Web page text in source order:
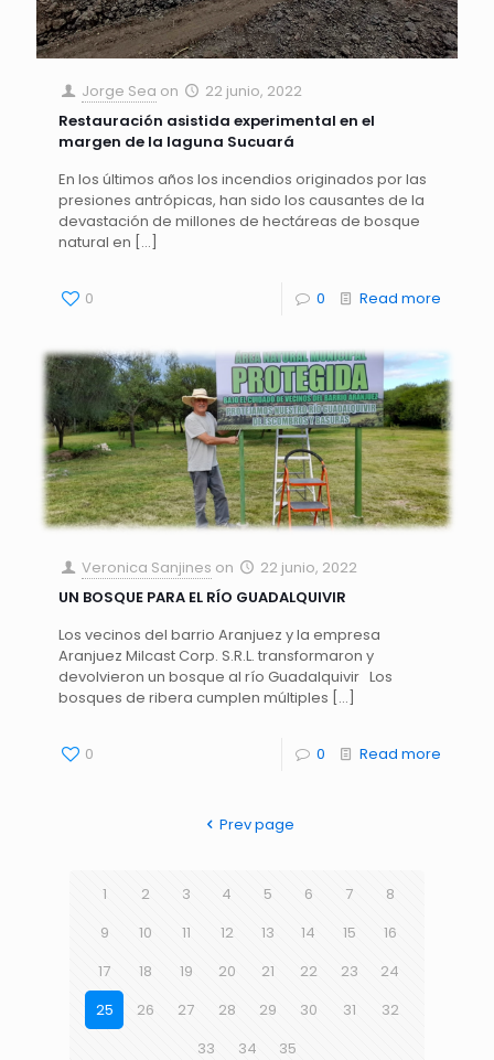
Jorge Sea on
22 junio, 2022
Restauración asistida experimental en el
margen de la laguna Sucuará
En los últimos años los incendios originados por las
presiones antrópicas, han sido los causantes de la
devastación de millones de hectáreas de bosque
natural en […]
0 0 Read more
Veronica Sanjines on
22 junio, 2022
UN BOSQUE PARA EL RÍO GUADALQUIVIR
Los vecinos del barrio Aranjuez y la empresa
Aranjuez Milcast Corp. S.R.L. transformaron y
devolvieron un bosque al río Guadalquivir Los
bosques de ribera cumplen múltiples […]
0 0 Read more
Prev page
1 2 3 4 5 6 7
8
9
10 11 12 13 14 15
16
17
18 19 20 21 22 23
24
25
26 27 28 29 30 31
32
33
34 35